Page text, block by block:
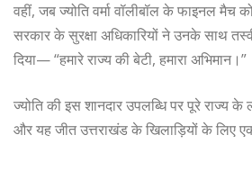
वहीं, जब ज्योति वर्मा वॉलीबॉल के फाइनल मैच
सरकार के सुरक्षा अधिकारियों ने उनके साथ
दिया— “हमारे राज्य की बेटी, हमारा अभिमान।”
ज्योति की इस शानदार उपलब्धि पर पूरे राज्य
और यह जीत उत्तराखंड के खिलाड़ियों के लिए